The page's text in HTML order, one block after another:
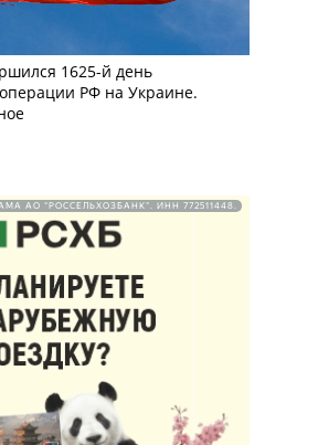
1625-й день
РФ на Украине.
АО "РОССЕЛЬХОЗБАНК". ИНН 772511448.